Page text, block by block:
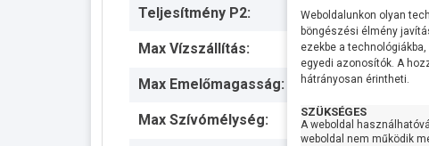
Teljesítmény P2:
Max Vízszállítás:
Max Emelőmagasság:
Max Szívómélység:
Weboldalunkon olyan
böngészési élmény
ezekbe a
egyedi azonosítók. A
hátrányosan érintheti.
SZÜKSÉGES
A weboldal
weboldal nem működik